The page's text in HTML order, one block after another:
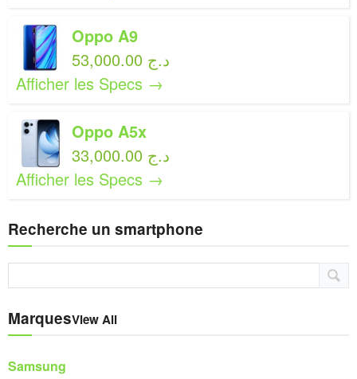
Oppo A9
53,000.00 د.ج
Afficher les Specs →
Oppo A5x
33,000.00 د.ج
Afficher les Specs →
Recherche un smartphone
MarquesView All
Samsung